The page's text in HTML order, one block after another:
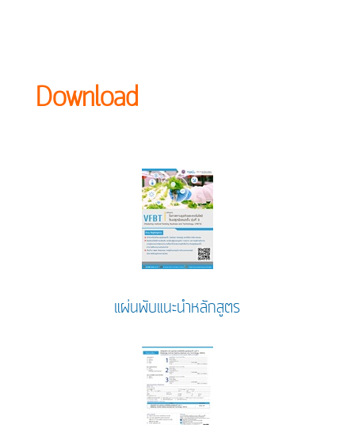
Download
แผ่นพับแนะนำหลักสูตร